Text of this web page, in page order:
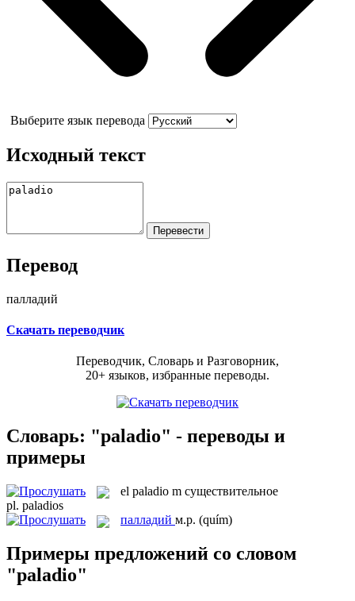
Выберите язык перевода
Исходный текст
Перевод
палладий
Скачать переводчик
Переводчик, Словарь и Разговорник,
20+ языков, избранные переводы.
Словарь: "paladio" - переводы и
примеры
el paladio m существительное
pl. paladios
палладий м.р. (quím)
Примеры предложений со словом
"paladio"